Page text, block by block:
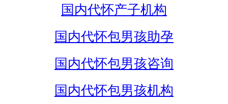
国内代怀产子机构
国内代怀包男孩助孕
国内代怀包男孩咨询
国内代怀包男孩机构